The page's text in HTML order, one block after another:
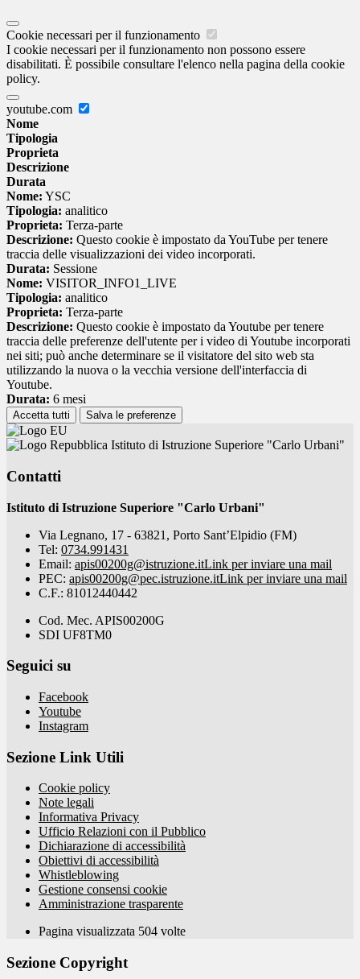
Cookie necessari per il funzionamento
I cookie necessari per il funzionamento non possono essere
disabilitati. È possibile consultare l'elenco nella pagina della cookie
policy.
youtube.com
Nome
Tipologia
Proprieta
Descrizione
Durata
Nome: YSC
Tipologia: analitico
Proprieta: Terza-parte
Descrizione: Questo cookie è impostato da YouTube per tenere
traccia delle visualizzazioni dei video incorporati.
Durata: Sessione
Nome: VISITOR_INFO1_LIVE
Tipologia: analitico
Proprieta: Terza-parte
Descrizione: Questo cookie è impostato da Youtube per tenere
traccia delle preferenze dell'utente per i video di Youtube incorporati
nei siti; può anche determinare se il visitatore del sito web sta
utilizzando la nuova o la vecchia versione dell'interfaccia di
Youtube.
Durata: 6 mesi
Accetta tutti Salva le preferenze
Istituto di Istruzione Superiore "Carlo Urbani"
Contatti
Istituto di Istruzione Superiore "Carlo Urbani"
Via Legnano, 17 - 63821, Porto Sant’Elpidio (FM)
Tel: 0734.991431
Email: apis00200g@istruzione.itLink per inviare una mail
PEC: apis00200g@pec.istruzione.itLink per inviare una mail
C.F.: 81012440442
Cod. Mec. APIS00200G
SDI UF8TM0
Seguici su
Facebook
Youtube
Instagram
Sezione Link Utili
Cookie policy
Note legali
Informativa Privacy
Ufficio Relazioni con il Pubblico
Dichiarazione di accessibilità
Obiettivi di accessibilità
Whistleblowing
Gestione consensi cookie
Amministrazione trasparente
Pagina visualizzata 504 volte
Sezione Copyright